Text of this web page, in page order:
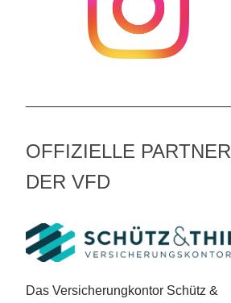
OFFIZIELLE PARTNER
DER VFD
Das Versicherungkontor Schütz &